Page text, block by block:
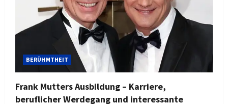
BERÜHMTHEIT
Frank Mutters Ausbildung – Karriere,
beruflicher Werdegang und interessante